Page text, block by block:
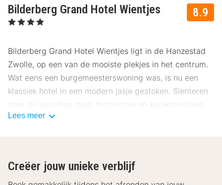
8.9
Bilderberg Grand Hotel Wientjes
, 4 Sterren
Bilderberg Grand Hotel Wientjes ligt in de Hanzestad
Zwolle, op een van de mooiste plekjes in het centrum.
Wat eens een burgemeesterswoning was, is nu een
klassiek hotel in een modern jasje gestoken. Slenteren
door de gezellige stad, historische en karakteristieke
dorpjes bezoeken of heerlijk ontspannen in de groene
De comfortabele hotelkamers van Bilderberg Grand
Lees meer
Creëer jouw unieke verblijf